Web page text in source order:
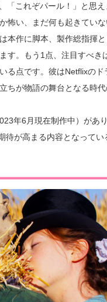
「これぞパール！」と思
怖い、まだ何も起きてい
本作に脚本、製作総指揮と
す。もう1点、注目すべき
る点です。彼はNetflixのド
ちが物語の舞台となる時
年6月現在制作中）があ
が高まる内容となってい